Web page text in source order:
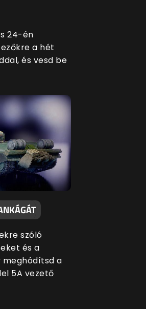
24-én
a hét
és vesd be
szóló
és a
meghódítsd a
5A vezető